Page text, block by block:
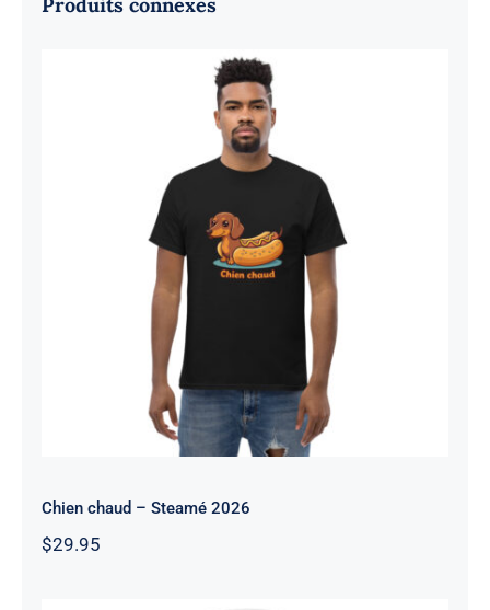
Chien chaud – Steamé 2026
Chien chaud – Steamé 2026
$29.95